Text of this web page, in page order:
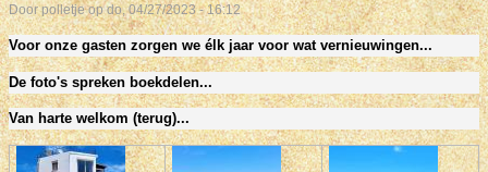
Doorpolletjeop do, 04/27/2023 - 16:12
Voor onze gasten zorgen we élk jaar voor wat vernieuwingen...
De foto's spreken boekdelen...
Van harte welkom (terug)...